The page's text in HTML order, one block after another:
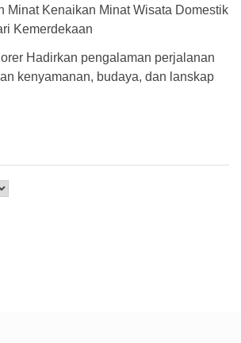
Minat Kenaikan Minat Wisata Domestik
Kemerdekaan
Hadirkan pengalaman perjalanan
kenyamanan, budaya, dan lanskap